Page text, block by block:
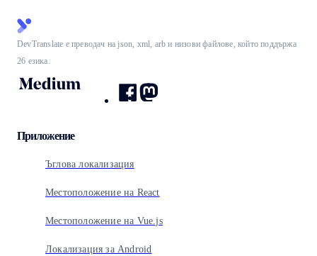
DevTranslate е преводач на json, xml, arb и низови файлове, който поддържа
26 езика.
Приложение
Ъглова локализация
Местоположение на React
Местоположение на Vue.js
Локализация за Android